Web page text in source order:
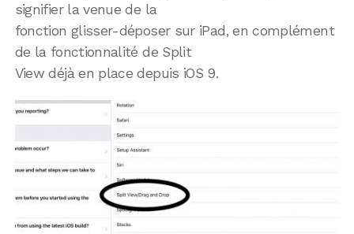
signifier la venue de la
fonction glisser-déposer sur iPad, en complément
de la fonctionnalité de Split
View déjà en place depuis iOS 9.